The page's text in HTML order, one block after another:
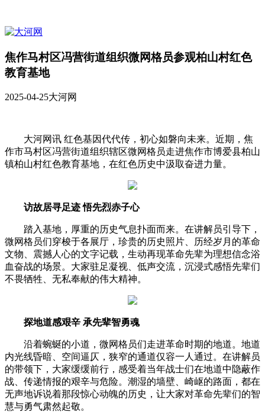
焦作马村区冯营街道组织微网格员参观柏山村红色
教育基地
2025-04-25大河网
大河网讯 红色基因代代传，初心如磐向未来。近期，焦
作市马村区冯营街道组织辖区微网格员走进焦作市博爱县柏山
镇柏山村红色教育基地，在红色历史中汲取奋进力量。
访故居寻足迹 悟先烈赤子心
踏入基地，厚重的历史气息扑面而来。在讲解员引导下，
微网格员们穿梭于各展厅，珍贵的历史照片、历经岁月的革命
文物、震撼人心的文字记载，生动再现革命先辈为理想信念浴
血奋战的场景。大家驻足凝视、低声交流，沉浸式感悟先辈们
不畏牺牲、无私奉献的伟大精神。
探地道感艰辛 承先辈智勇魂
沿着蜿蜒的小道，微网格员们走进革命时期的地道。地道
内光线昏暗、空间逼仄，狭窄的通道仅容一人通过。在讲解员
的带领下，大家缓缓前行，感受着当年战士们在地道中隐蔽作
战、传递情报的艰辛与危险。潮湿的墙壁、崎岖的路面，都在
无声地诉说着那段惊心动魄的历史，让大家对革命先辈们的智
慧与勇气肃然起敬。